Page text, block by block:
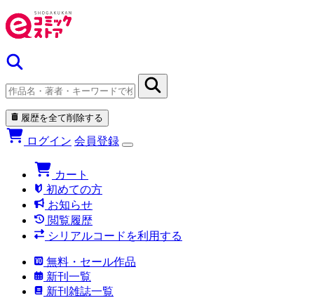
履歴を全て削除する
ログイン 会員登録
カート
初めての方
お知らせ
閲覧履歴
シリアルコードを利用する
無料・セール作品
新刊一覧
新刊雑誌一覧